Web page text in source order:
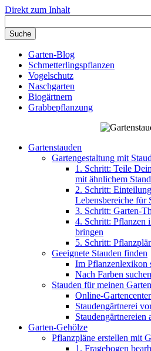
Direkt zum Inhalt
Garten-Blog
Schmetterlingspflanzen
Vogelschutz
Naschgarten
Biogärtnern
Grabbepflanzung
Gartenstauden
Gartengestaltung mit
1. Schritt: Teile
mit ähnlichem
2. Schritt:
Lebensbereiche für
3. Schritt: Garten-
4. Schritt: Pflanzen
bringen
5. Schritt:
Geeignete Stauden finden
Im Pflanzenlexikon
Nach Farben suchen
Stauden für meinen
Online-Gartencenter
Staudengärtnerei
Staudengärtnereien
Garten-Gehölze
Pflanzpläne erstellen mit
1. Fragebogen